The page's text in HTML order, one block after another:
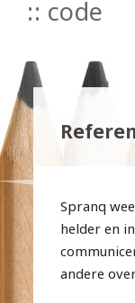
code
Spranq
helder en
andere